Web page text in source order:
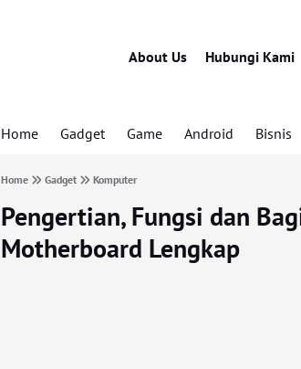
About Us Hubungi Kami
Home Gadget Game Android Bisnis
Home Gadget Komputer
Pengertian, Fungsi dan
Motherboard Lengkap